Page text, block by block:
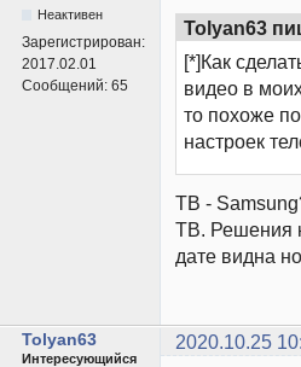
Неактивен
Зарегистрирован:
2017.02.01
Сообщений: 65
Tolyan63
[*]Как
видео в
то похоже
настроек
ТВ -
ТВ. Решения
дате видна
Tolyan63 2020.10.25
Интересующийся